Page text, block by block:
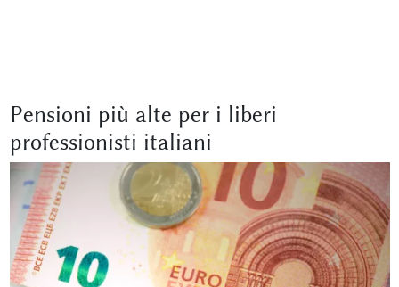
Pensioni più alte per i liberi
professionisti italiani